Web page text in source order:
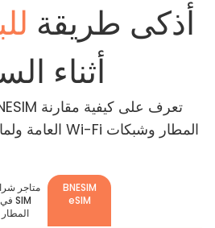
أذكى طريقة
أثناء
المطار وشبكات Wi-Fi العامة ولماذا يختارها المسافرون.
BNESIM
eSIM
متاجر
SIM في
المطار